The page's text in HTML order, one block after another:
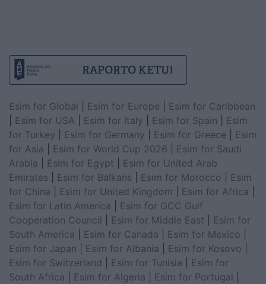
Esim for Global Esim for Europe
Esim for Caribbean
Esim for USA Esim for Italy Esim for Spain
Esim
for Turkey
Esim for Germany Esim for Greece
Esim
for Asia
Esim for World Cup 2026
Esim for Saudi
Arabia
Esim for Egypt
Esim for United Arab
Emirates
Esim for Balkans Esim for Morocco
Esim
for China
Esim for United Kingdom Esim for Africa
Esim for Latin America
Esim for GCC Gulf
Cooperation Council
Esim for Middle East
Esim for
South America
Esim for Canada Esim for Mexico
Esim for Japan
Esim for Albania Esim for Kosovo
Esim for Switzerland
Esim for Tunisia
Esim for
South Africa
Esim for Algeria Esim for Portugal